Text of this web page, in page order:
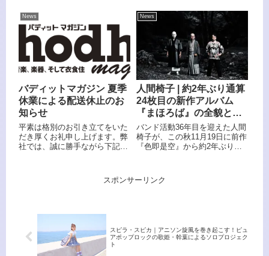
トとしてokayanの参戦も決定。
チケットには1ドリンクに加
え、イベントのコンセプトであ
る「ゆったり楽しむ」にぴった
りな軽食が含まれています。ま
た、一般チケットのほか、若い
世代にも気軽に音楽に触れても
ト」も用意されています。
会社は、ノイトリック創業50周
年を記念したスペシャルモデル
第二弾として、スピコン
NL4FXX-W-S-50、およびを
NL4FXX-W-L-50発表・発売し
た。ノイトリック株式会社公式
販売サイト限定で発売される。
News
バディットマガジン 夏季
休業による配送休止のお
知らせ
平素は格別のお引き立てをいた
だき厚くお礼申し上げます。弊
社では、誠に勝手ながら下記日
月10日(土) ～ 08月19日
News
人間椅子 | 約2年ぶり通算
24枚目の新作アルバム
『まほろば』の全貌とビ
ジュアルを公開！
バンド活動36年目を迎えた人間
椅子が、この秋11月19日に前作
『色即是空』から約2年ぶりと
る。
スポンサーリンク
スピラ・スピカ｜アニソン旋風を巻き起こす！ピュ
アポップロックの歌姫・幹葉によるソロプロジェク
ト